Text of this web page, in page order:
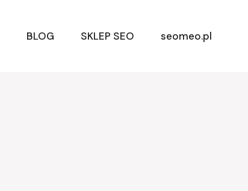
BLOG SKLEP SEO seomeo.pl